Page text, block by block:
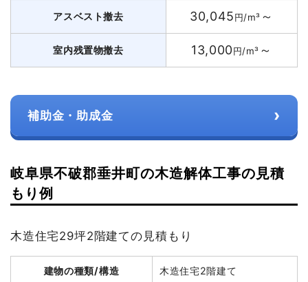
アスベスト撤去 30,045円/m³ ～
室内残置物撤去 13,000円/m³ ～
補助金・助成金 ›
岐阜県不破郡垂井町の木造解体工事の見積
もり例
木造住宅29坪2階建ての見積もり
建物の種類/構造 木造住宅2階建て